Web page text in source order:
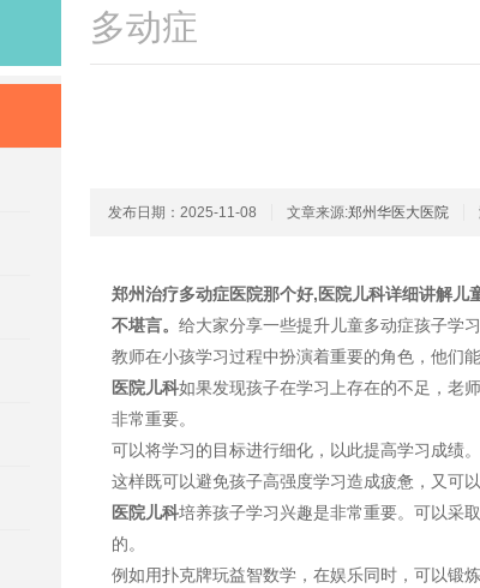
多动症
发布日期：2025-11-08 文章来源:郑州华医大医院
郑州治疗多动症医院那个好,医院儿科详细讲解儿
不堪言。 给大家分享一些提升儿童多动症孩子学
教师在小孩学习过程中扮演着重要的角色，他们
医院儿科如果发现孩子在学习上存在的不足，老
非常重要。
可以将学习的目标进行细化，以此提高学习成绩
这样既可以避免孩子高强度学习造成疲惫，又可
医院儿科培养孩子学习兴趣是非常重要。可以采
的。
例如用扑克牌玩益智数学，在娱乐同时，可以锻